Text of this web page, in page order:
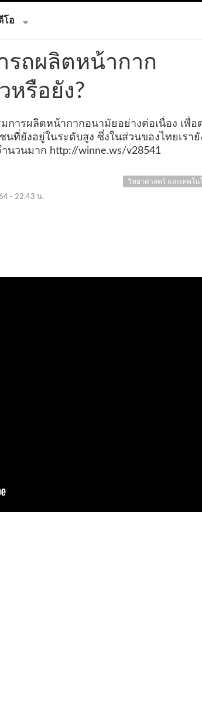
โอ
รถผลิตหน้ากาก
หรือยัง?
ารผลิตหน้ากากอนามัยอย่างต่อเนื่อง เพื่อ
ที่ยังอยู่ในระดับสูง ซึ่งในส่วนของไทยเรายั
นวนมาก http://winne.ws/v28541
- 22.43 น.
วิทยาศาสตร์ และเทคโน